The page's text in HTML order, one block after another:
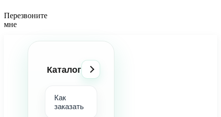
Перезвоните
мне
Каталог
Как
заказать